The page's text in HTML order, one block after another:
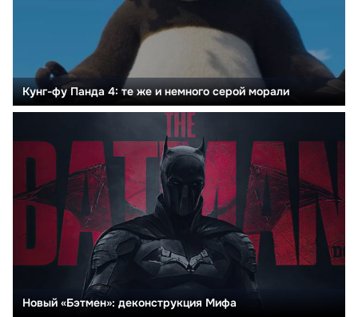
Кунг-фу Панда 4: те же и немного серой морали
Новый «Бэтмен»: деконструкция Мифа